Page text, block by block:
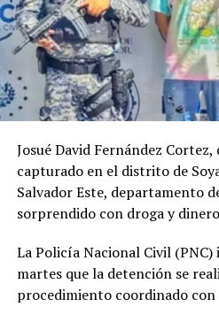
Josué David Fernández Cortez,
capturado en el distrito de
Salvador Este, departamento
sorprendido con droga y
La Policía Nacional Civil
martes que la detención se
procedimiento coordinado